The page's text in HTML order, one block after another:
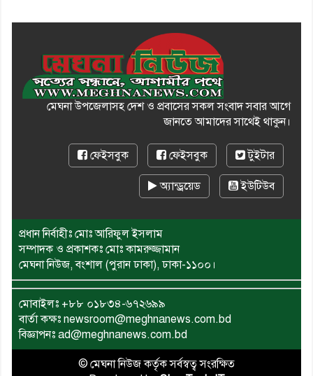
মেঘনা উপজেলাসহ দেশ ও প্রবাসের সকল সংবাদ সবার আগে
জানতে আমাদের সাথেই থাকুন।
ফেইসবুক ফেইসবুক টুইটার
অ্যান্ড্রয়েড ইউটিউব
প্রধান নির্বাহীঃ মোঃ আরিফুল ইসলাম
সম্পাদক ও প্রকাশকঃ মোঃ কামরুজ্জামান
মেঘনা নিউজ, বংশাল (পুরান ঢাকা), ঢাকা-১১০০।
মোবাইলঃ +৮৮ ০১৮৩৪-৬৭২৬৯৯
বার্তা কক্ষঃ newsroom@meghnanews.com.bd
বিজ্ঞাপনঃ ad@meghnanews.com.bd
© মেঘনা নিউজ কর্তৃক সর্বস্বত্ব সংরক্ষিত